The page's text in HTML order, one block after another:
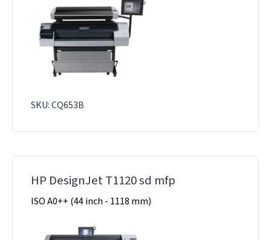
SKU: CQ653B
HP DesignJet T1120 sd mfp
ISO A0++ (44 inch - 1118 mm)